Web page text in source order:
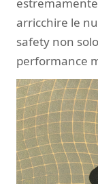
arricchire le
safety non
performance